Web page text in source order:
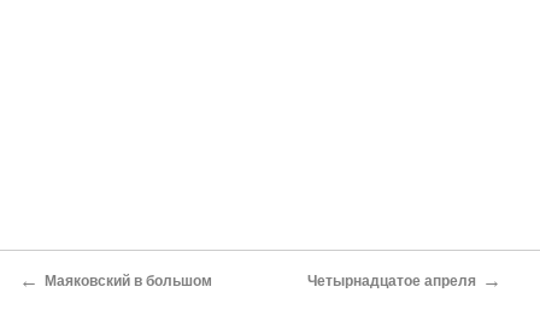
← Маяковский в большом Четырнадцатое апреля →